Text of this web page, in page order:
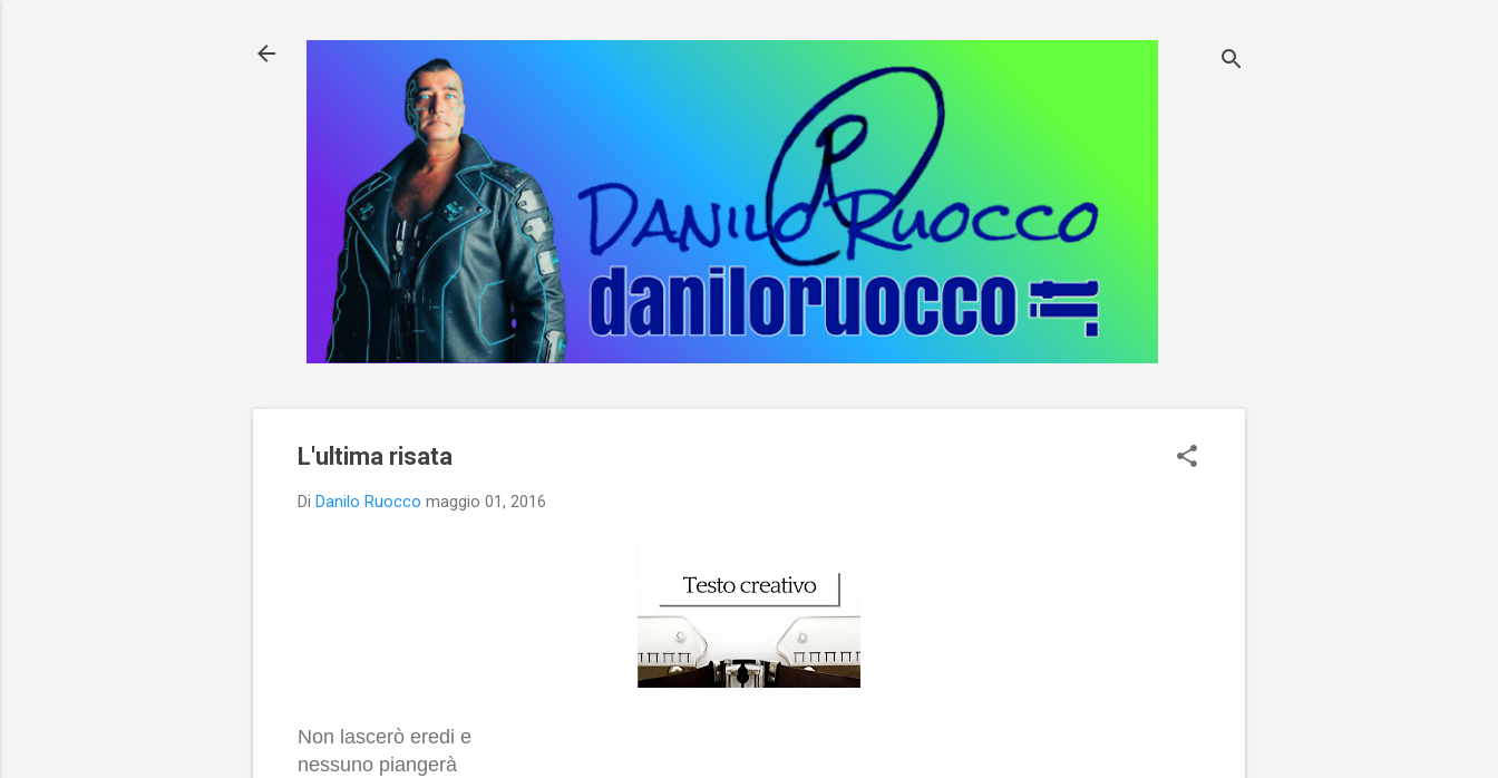
L'ultima risata
Di Danilo Ruocco maggio 01, 2016
Non lascerò eredi e
nessuno piangerà